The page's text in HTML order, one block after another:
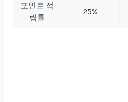
포인트 적
립률
25%